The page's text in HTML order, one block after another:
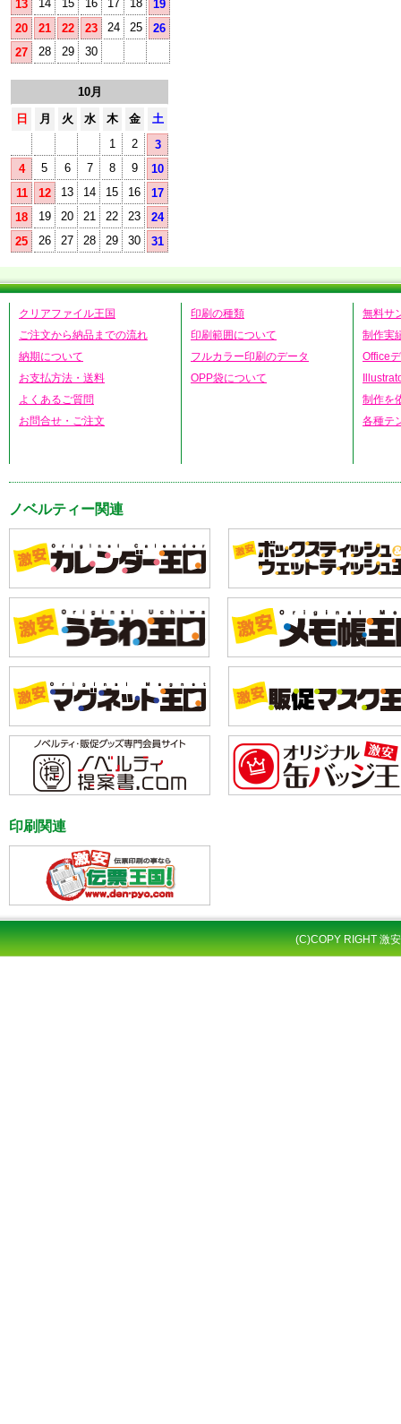
13 14 15 16 17 18
19
20
21 22 23 24 25
26
27
28 29 30
10月
日
月 火 水 木 金
土
1
2
3
4
5 6 7 8 9
10
11
12 13 14 15 16
17
18
19 20 21 22 23
24
25
26 27 28 29 30 31
クリアファイル王国
ご注文から納品までの流れ
納期について
お支払方法・送料
よくあるご質問
お問合せ・ご注文
印刷の種類
印刷範囲について
フルカラー印刷のデータ
OPP袋について
無料サ
制作実
Office
制作を
各種テ
ノベルティー関連
印刷関連
(C)COPY RIGHT 激